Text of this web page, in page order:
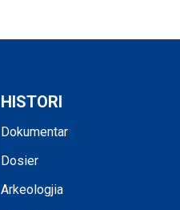
HISTORI
Dokumentar
Dosier
Arkeologjia